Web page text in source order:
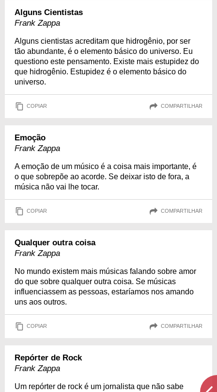
Alguns Cientistas
Frank Zappa
Alguns cientistas acreditam que hidrogênio, por ser
tão abundante, é o elemento básico do universo. Eu
questiono este pensamento. Existe mais estupidez do
que hidrogênio. Estupidez é o elemento básico do
universo.
COPIAR COMPARTILHAR
Emoção
Frank Zappa
A emoção de um músico é a coisa mais importante, é
o que sobrepõe ao acorde. Se deixar isto de fora, a
música não vai lhe tocar.
COPIAR COMPARTILHAR
Qualquer outra coisa
Frank Zappa
No mundo existem mais músicas falando sobre amor
do que sobre qualquer outra coisa. Se músicas
influenciassem as pessoas, estaríamos nos amando
uns aos outros.
COPIAR COMPARTILHAR
Repórter de Rock
Frank Zappa
Um repórter de rock é um jornalista que não sabe